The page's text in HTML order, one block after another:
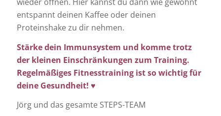
entspannt deinen Kaffee oder deinen
Proteinshake zu dir nehmen.
Stärke dein Immunsystem und komme trotz
der kleinen Einschränkungen zum Training.
Regelmäßiges Fitnesstraining ist so wichtig für
deine Gesundheit! ♥
Jörg und das gesamte STEPS-TEAM